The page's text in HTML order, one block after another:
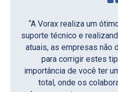
TRBR Indústria e
“A Vorax realiza um
suporte técnico e
atuais, as empresas não
para corrigir estes
importância de você ter
total, onde os
Ana
Nova Auxiliar